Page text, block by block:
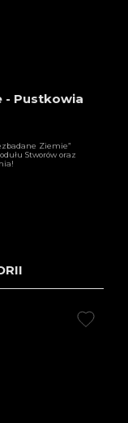
- Pustkowia
Ziemie”
Stworów oraz